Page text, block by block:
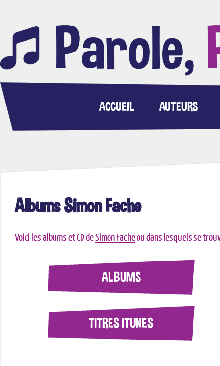
ACCUEIL AUTEURS
Albums Simon Fache
Voici les albums et CD deSimon Facheou dans lesquels se
ALBUMS
TITRES ITUNES